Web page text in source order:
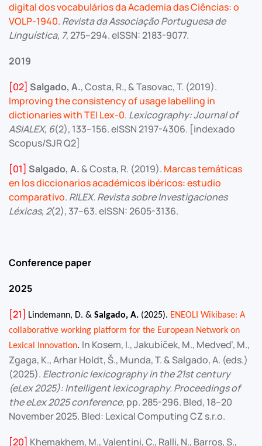
digital dos vocabulários da Academia das Ciências: o
VOLP-1940. Revista da Associação Portuguesa de
Linguística, 7, 275–294. eISSN: 2183-9077.
2019
[02] Salgado, A., Costa, R., & Tasovac, T. (2019).
Improving the consistency of usage labelling in
dictionaries with TEI Lex-0. Lexicography: Journal of
ASIALEX, 6(2), 133–156. eISSN 2197-4306. [indexado
Scopus/SJR Q2]
[01] Salgado, A. & Costa, R. (2019). Marcas temáticas
en los diccionarios académicos ibéricos: estudio
comparativo. RILEX. Revista sobre Investigaciones
Léxicas, 2(2), 37–63. eISSN: 2605-3136.
Conference paper
2025
[21] Lindemann, D. & Salgado, A. (2025). ENEOLI Wikibase: A
collaborative working platform for the European Network on
Lexical Innovation. In Kosem, I., Jakubíček, M., Medveď, M.,
Zgaga, K., Arhar Holdt, Š., Munda, T. & Salgado, A. (eds.)
(2025). Electronic lexicography in the 21st century
(eLex 2025): Intelligent lexicography. Proceedings of
the eLex 2025 conference, pp. 285-296. Bled, 18–20
November 2025. Bled: Lexical Computing CZ s.r.o.
[20] Khemakhem, M., Valentini, C., Ralli, N., Barros, S.,